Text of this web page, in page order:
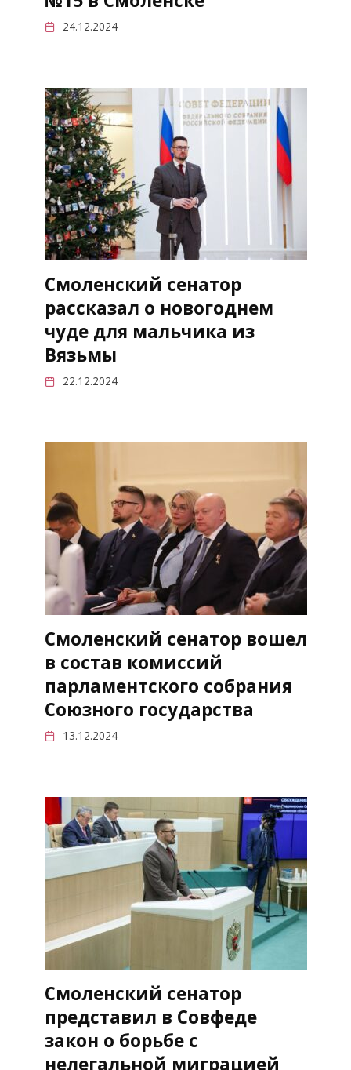
24.12.2024
Смоленский сенатор
рассказал о новогоднем
чуде для мальчика из
Вязьмы
22.12.2024
Смоленский сенатор вошел
в состав комиссий
парламентского собрания
Союзного государства
13.12.2024
Смоленский сенатор
представил в Совфеде
закон о борьбе с
нелегальной миграцией